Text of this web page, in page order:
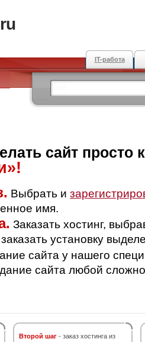
IT-работа
сайт просто
Выбрать и
имя.
Заказать хостинг,
установку
сайта у нашего
сайта любой
Второй шаг - заказ хостинга из